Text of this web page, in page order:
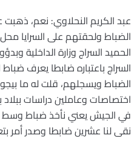
عبد الكريم النحلاوي: نعم،
الضباط ولحقتهم على السرايا
الحميد السراج وزارة الداخلية
السراج باعتباره ضابطا يعرف
الضباط ويسجلهم، قلت له ما
اختصاصات وعاملين دراسات
في الجيش يعني نأخذ ضباط وسط
نقى لنا عشرين ضابطا وصدر أمر